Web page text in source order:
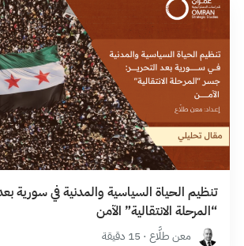
تنظيم الحياة السياسية والمدنية في سورية
“المرحلة الانتقالية” الآمن
معن طلَّاع · 15 دقيقة